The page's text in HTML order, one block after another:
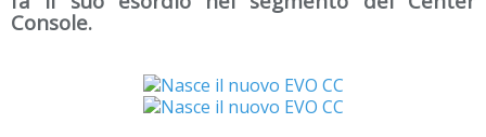
Console.